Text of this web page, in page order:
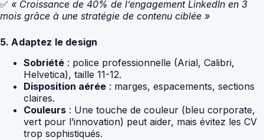
✅ « Croissance de 40% de l’engagement LinkedIn en 3
mois grâce à une stratégie de contenu ciblée »
5. Adaptez le design
Sobriété : police professionnelle (Arial, Calibri,
Helvetica), taille 11-12.
Disposition aérée : marges, espacements, sections
claires.
Couleurs : Une touche de couleur (bleu corporate,
vert pour l’innovation) peut aider, mais évitez les CV
trop sophistiqués.